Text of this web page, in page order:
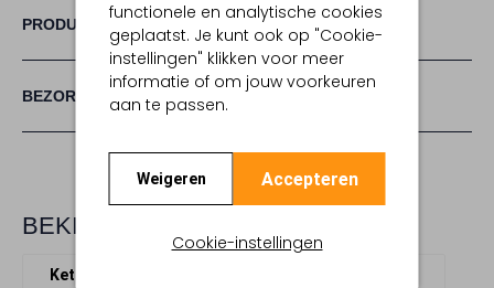
functionele en analytische cookies
geplaatst. Je kunt ook op "Cookie-
instellingen" klikken voor meer
informatie of om jouw voorkeuren
aan te passen.
Weigeren Accepteren
Cookie-instellingen
PRODUCT INFORMATIE
BEZORGEN & RETOURNEREN
BEKIJK MEER
Kettingen